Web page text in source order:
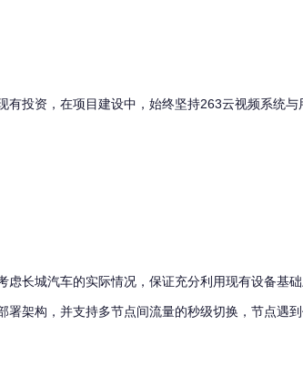
投资，在项目建设中，始终坚持263云视频系统与
长城汽车的实际情况，保证充分利用现有设备基
署架构，并支持多节点间流量的秒级切换，节点遇